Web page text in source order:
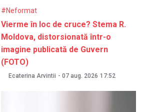
#Neformat
Vierme în loc de cruce? Stema R.
Moldova, distorsionată într-o
imagine publicată de Guvern
(FOTO)
Ecaterina Arvintii - 07 aug. 2026 17:52